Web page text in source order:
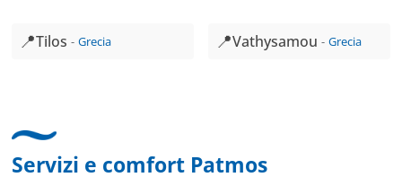
📍Tilos Grecia 📍Vathysamou Grecia
Servizi e comfort Patmos